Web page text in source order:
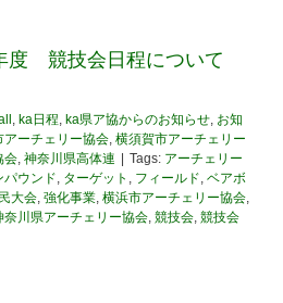
度 競技会日程について
, ka日程, ka県ア協からのお知らせ, お知
アーチェリー協会, 横須賀市アーチェリー
会, 神奈川県高体連 Tags: アーチェリー
パウンド, ターゲット , フィールド, ベアボ
大会, 強化事業, 横浜市アーチェリー協会,
奈川県アーチェリー協会, 競技会, 競技会